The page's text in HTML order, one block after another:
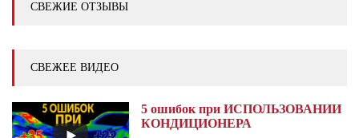
СВЕЖИЕ ОТЗЫВЫ
СВЕЖЕЕ ВИДЕО
5 ошибок при ИСПОЛЬЗОВАНИИ
КОНДИЦИОНЕРА